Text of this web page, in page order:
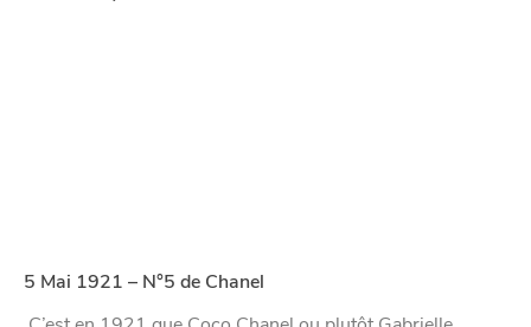
5 Mai 1921 – N°5 de Chanel